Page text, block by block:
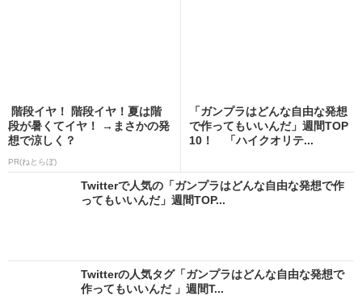
階段イヤ！ 階段イヤ！夏は階
段が暑くてイヤ！ →まさかの発
想で涼しく？
PR(ねとらぼ)
「ガンプラはどんな自由な発想
で作ってもいいんだ」週間TOP
10！ 「ハイクオリテ...
Twitterで人気の「ガンプラはどんな自由な発想で作
ってもいいんだ」週間TOP...
Twitterの人気タグ「ガンプラはどんな自由な発想で
作ってもいいんだ 」週間T...